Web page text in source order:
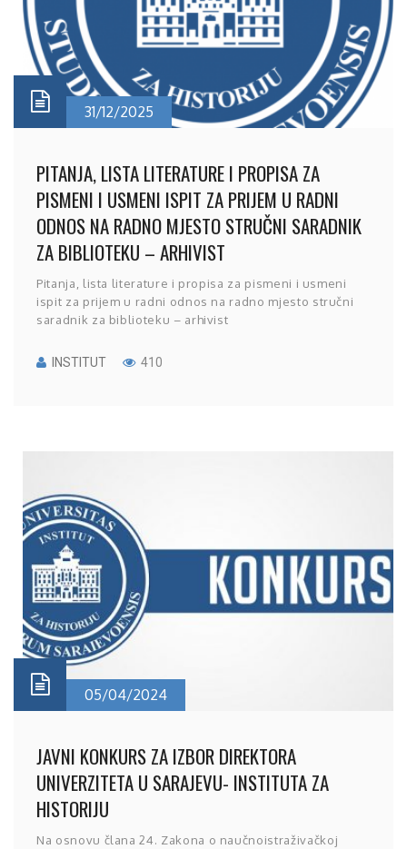
31/12/2025
PITANJA, LISTA LITERATURE I PROPISA ZA
PISMENI I USMENI ISPIT ZA PRIJEM U RADNI
ODNOS NA RADNO MJESTO STRUČNI SARADNIK
ZA BIBLIOTEKU – ARHIVIST
Pitanja, lista literature i propisa za pismeni i usmeni
ispit za prijem u radni odnos na radno mjesto stručni
saradnik za biblioteku – arhivist
INSTITUT 410
05/04/2024
JAVNI KONKURS ZA IZBOR DIREKTORA
UNIVERZITETA U SARAJEVU- INSTITUTA ZA
HISTORIJU
Na osnovu člana 24. Zakona o naučnoistraživačkoj